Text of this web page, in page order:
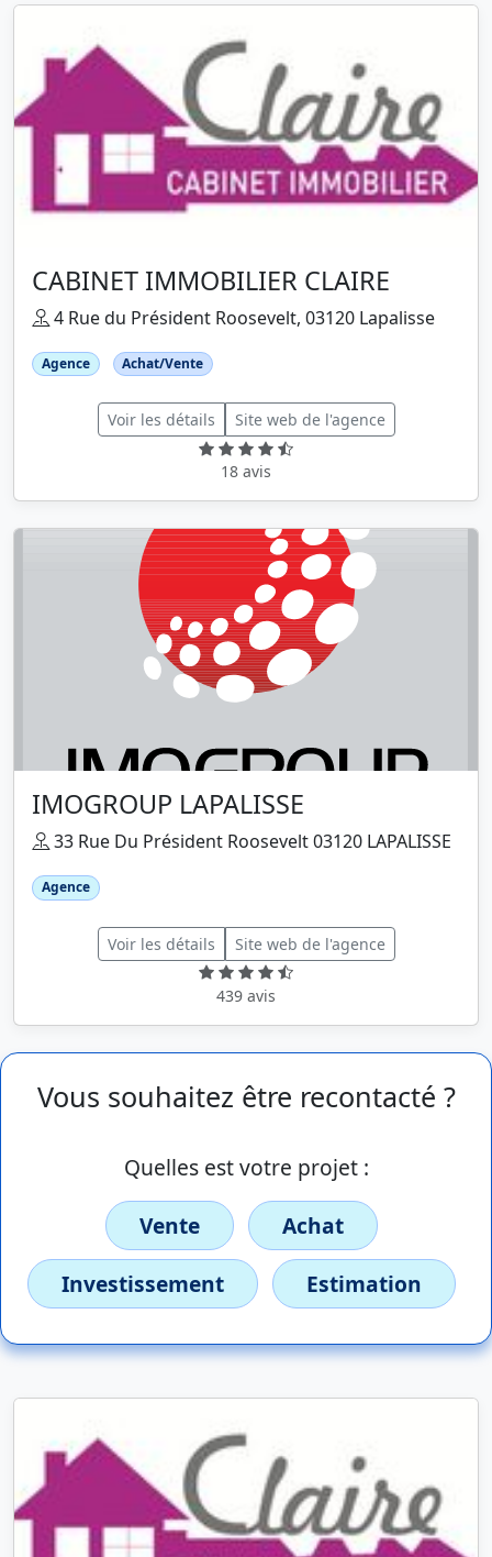
CABINET IMMOBILIER CLAIRE
4 Rue du Président Roosevelt, 03120 Lapalisse
Agence Achat/Vente
Voir les détails Site web de l'agence
18 avis
IMOGROUP LAPALISSE
33 Rue Du Président Roosevelt 03120 LAPALISSE
Agence
Voir les détails Site web de l'agence
439 avis
Vous souhaitez être recontacté ?
Quelles est votre projet :
Vente
Achat
Investissement
Estimation